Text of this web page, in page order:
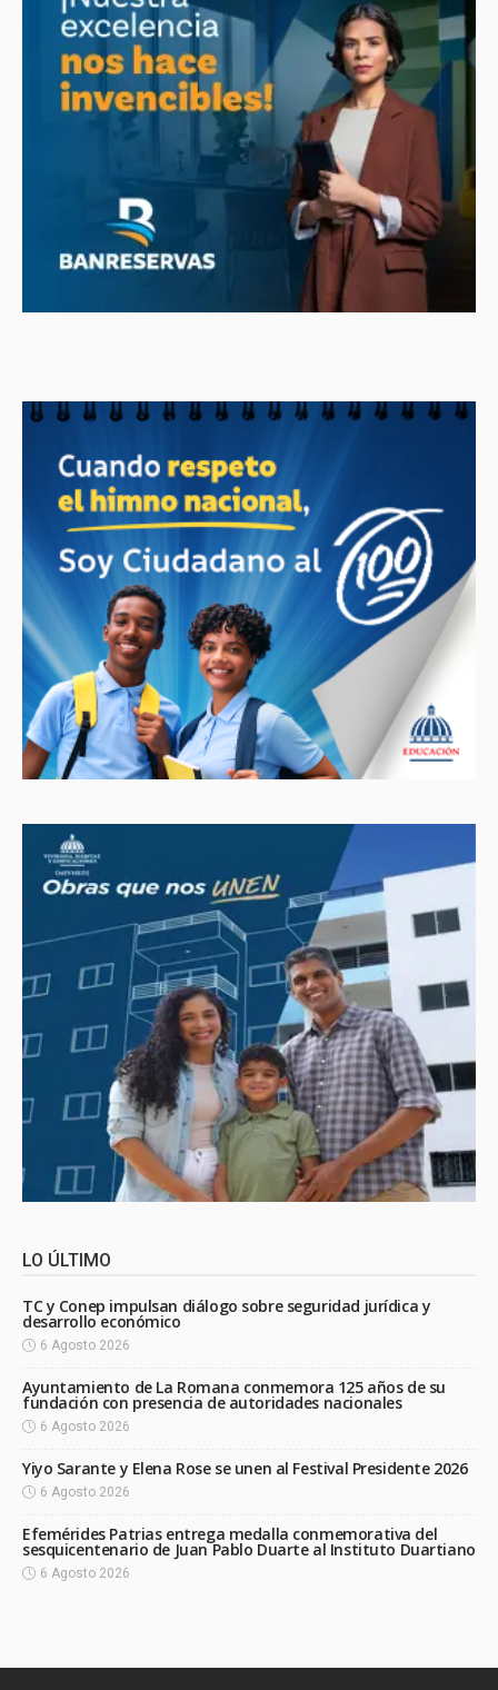
LO ÚLTIMO
TC y Conep impulsan diálogo sobre seguridad jurídica y
desarrollo económico
6 Agosto 2026
Ayuntamiento de La Romana conmemora 125 años de su
fundación con presencia de autoridades nacionales
6 Agosto 2026
Yiyo Sarante y Elena Rose se unen al Festival Presidente 2026
6 Agosto 2026
Efemérides Patrias entrega medalla conmemorativa del
sesquicentenario de Juan Pablo Duarte al Instituto Duartiano
6 Agosto 2026